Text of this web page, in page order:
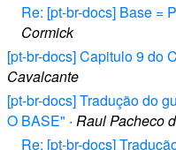
Re: [pt-br-docs] Base =
Cormick
[pt-br-docs] Capitulo 9 do
Cavalcante
[pt-br-docs] Tradução do
O BASE" · Raul Pacheco
Re: [pt-br-docs]